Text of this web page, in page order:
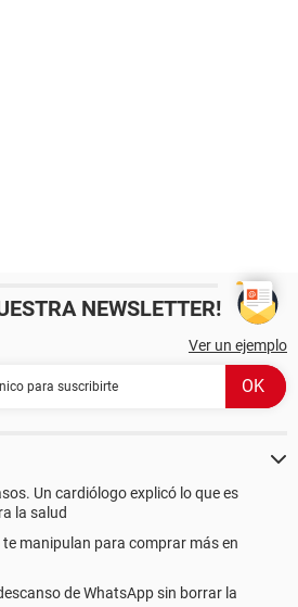
NEWSLETTER!
Ver un ejemplo
Un cardiólogo explicó lo que es
la salud
te manipulan para comprar más en
de WhatsApp sin borrar la